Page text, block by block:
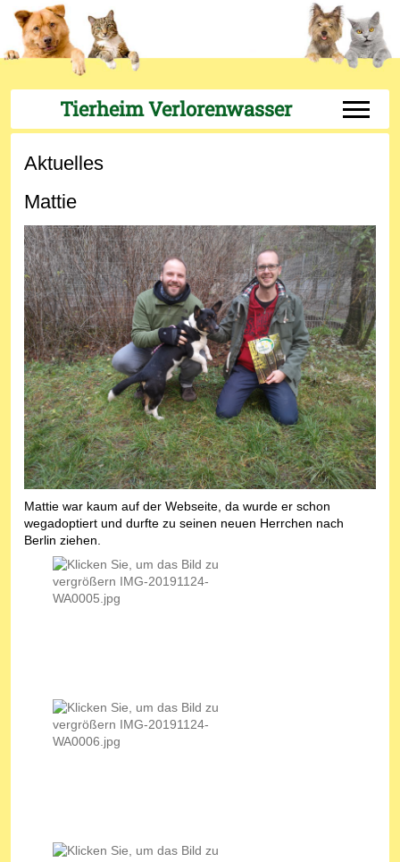
Tierheim Verlorenwasser Off-
Aktuelles
Mattie
Mattie war kaum auf der Webseite, da wurde er schon
wegadoptiert und durfte zu seinen neuen Herrchen nach
Berlin ziehen.